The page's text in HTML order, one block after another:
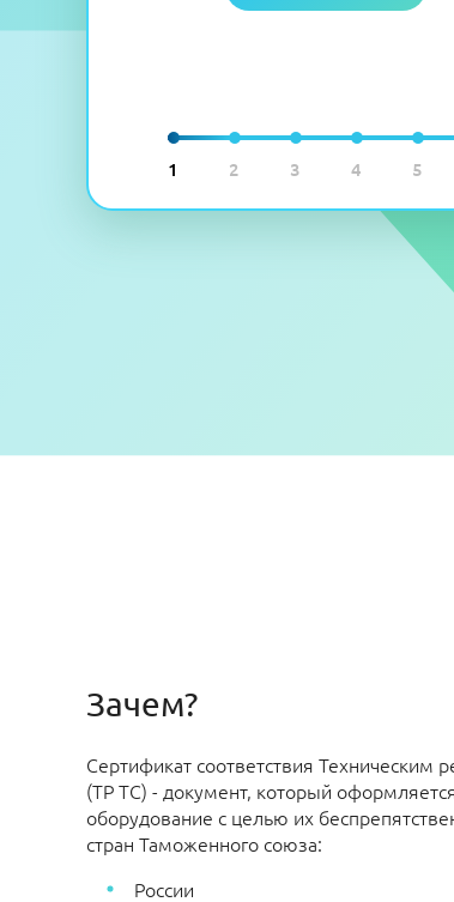
1 2 3 4 5
Зачем?
Сертификат соответствия Техническим
(ТР ТС) - документ, который
оборудование с целью их
стран Таможенного союза:
России